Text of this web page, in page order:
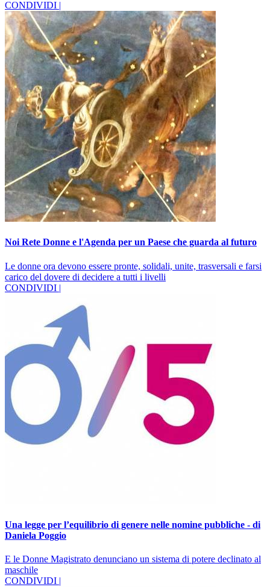
CONDIVIDI |
Noi Rete Donne e l'Agenda per un Paese che guarda al futuro
Le donne ora devono essere pronte, solidali, unite, trasversali e farsi
carico del dovere di decidere a tutti i livelli
CONDIVIDI |
Una legge per l’equilibrio di genere nelle nomine pubbliche - di
Daniela Poggio
E le Donne Magistrato denunciano un sistema di potere declinato al
maschile
CONDIVIDI |